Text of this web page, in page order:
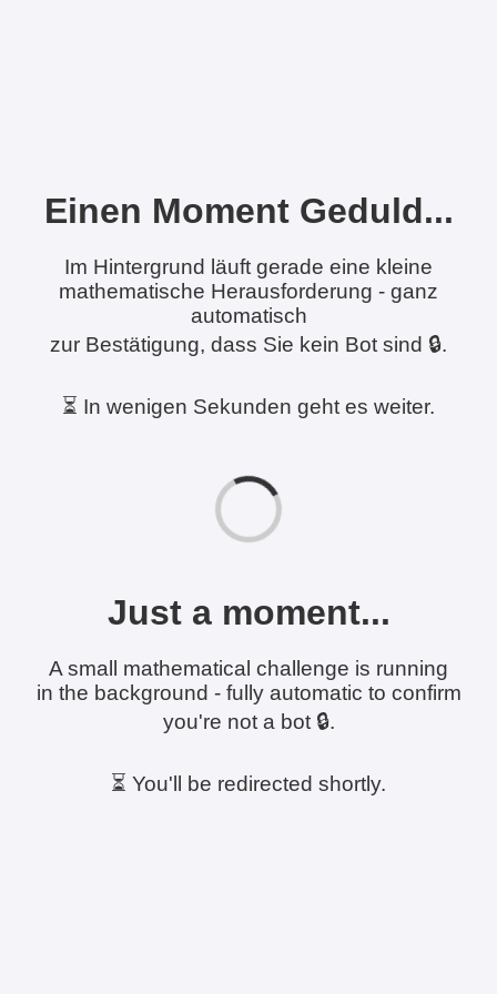
Einen Moment Geduld...
Im Hintergrund läuft gerade eine kleine
mathematische Herausforderung - ganz
automatisch
zur Bestätigung, dass Sie kein Bot sind 🔒.
⏳ In wenigen Sekunden geht es weiter.
Just a moment...
A small mathematical challenge is running
in the background - fully automatic to confirm
you're not a bot 🔒.
⏳ You'll be redirected shortly.